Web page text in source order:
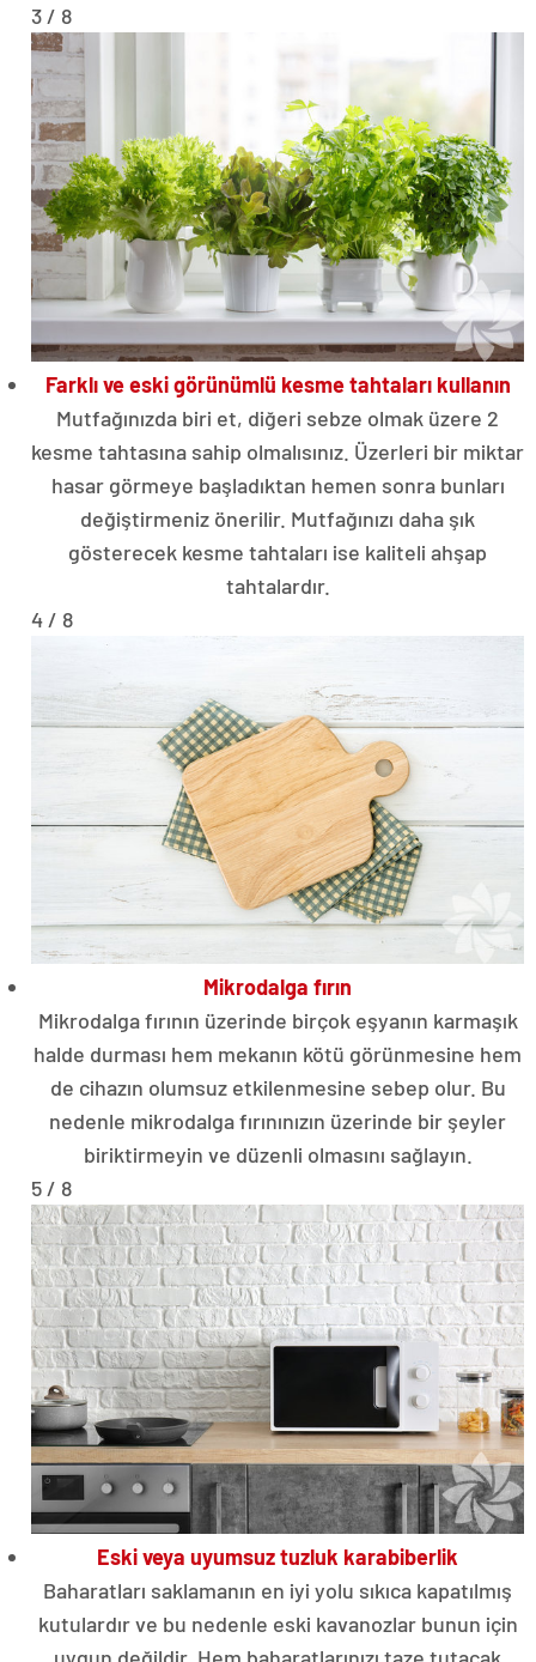
3 / 8
Farklı ve eski görünümlü kesme tahtaları kullanın
Mutfağınızda biri et, diğeri sebze olmak üzere 2
kesme tahtasına sahip olmalısınız. Üzerleri bir miktar
hasar görmeye başladıktan hemen sonra bunları
değiştirmeniz önerilir. Mutfağınızı daha şık
gösterecek kesme tahtaları ise kaliteli ahşap
tahtalardır.
4 / 8
Mikrodalga fırın
Mikrodalga fırının üzerinde birçok eşyanın karmaşık
halde durması hem mekanın kötü görünmesine hem
de cihazın olumsuz etkilenmesine sebep olur. Bu
nedenle mikrodalga fırınınızın üzerinde bir şeyler
biriktirmeyin ve düzenli olmasını sağlayın.
5 / 8
Eski veya uyumsuz tuzluk karabiberlik
Baharatları saklamanın en iyi yolu sıkıca kapatılmış
kutulardır ve bu nedenle eski kavanozlar bunun için